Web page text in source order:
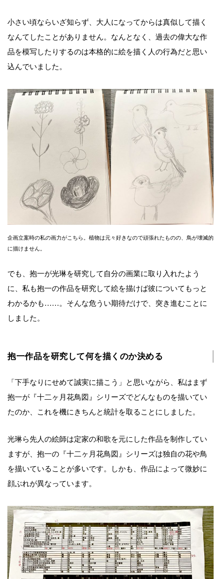
小さい頃ならいざ知らず、大人になってからは真似して描く
なんてしたことがありません。なんとなく、過去の偉大な作
品を模写したりするのは本格的に絵を描く人の行為だと思い
込んでいました。
企画立案時の私の画力がこちら。植物は元々好きなので頑張れたものの、鳥が壊滅的
に描けません。
でも、抱一が光琳を研究して自分の画業に取り入れたよう
に、私も抱一の作品を研究して絵を描けば彼についてもっと
わかるかも……。そんな危うい期待だけで、突き進むことに
しました。
抱一作品を研究して何を描くのか決める
「下手なりにせめて誠実に描こう」と思いながら、私はまず
抱一が『十二ヶ月花鳥図』シリーズでどんなものを描いてい
たのか、これを機にきちんと統計を取ることにしました。
光琳ら先人の絵師は定家の和歌を元にした作品を制作してい
ますが、抱一の『十二ヶ月花鳥図』シリーズは独自の花や鳥
を描いていることが多いです。しかも、作品によって微妙に
顔ぶれが異なっています。